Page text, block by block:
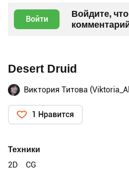
Войти
Войдите,
Desert Druid
Виктория Титова
1 Нравится
Техники
2D
CG